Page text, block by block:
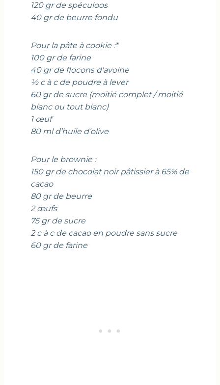
120 gr de spéculoos
40 gr de beurre fondu
Pour la pâte à cookie :*
100 gr de farine
40 gr de flocons d’avoine
½ c à c de poudre à lever
60 gr de sucre (moitié complet / moitié
blanc ou tout blanc)
1 œuf
80 ml d’huile d’olive
Pour le brownie :
150 gr de chocolat noir pâtissier à 65% de
cacao
80 gr de beurre
2 œufs
75 gr de sucre
2 c à c de cacao en poudre sans sucre
60 gr de farine